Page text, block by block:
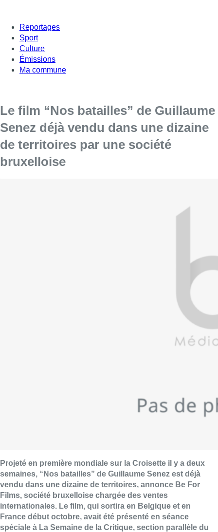
Reportages
Sport
Culture
Émissions
Ma commune
Le film “Nos batailles” de Guillaume
Senez déjà vendu dans une dizaine
de territoires par une société
bruxelloise
Projeté en première mondiale sur la Croisette il y a deux
semaines, “Nos batailles” de Guillaume Senez est déjà
vendu dans une dizaine de territoires, annonce Be For
Films, société bruxelloise chargée des ventes
internationales. Le film, qui sortira en Belgique et en
France début octobre, avait été présenté en séance
spéciale à La Semaine de la Critique, section parallèle du